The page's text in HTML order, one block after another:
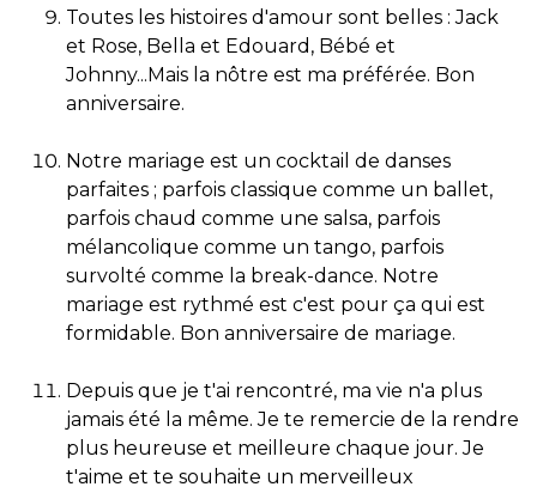
Toutes les histoires d'amour sont belles : Jack
et Rose, Bella et Edouard, Bébé et
Johnny...Mais la nôtre est ma préférée. Bon
anniversaire.
Notre mariage est un cocktail de danses
parfaites ; parfois classique comme un ballet,
parfois chaud comme une salsa, parfois
mélancolique comme un tango, parfois
survolté comme la break-dance. Notre
mariage est rythmé est c'est pour ça qui est
formidable. Bon anniversaire de mariage.
Depuis que je t'ai rencontré, ma vie n'a plus
jamais été la même. Je te remercie de la rendre
plus heureuse et meilleure chaque jour. Je
t'aime et te souhaite un merveilleux